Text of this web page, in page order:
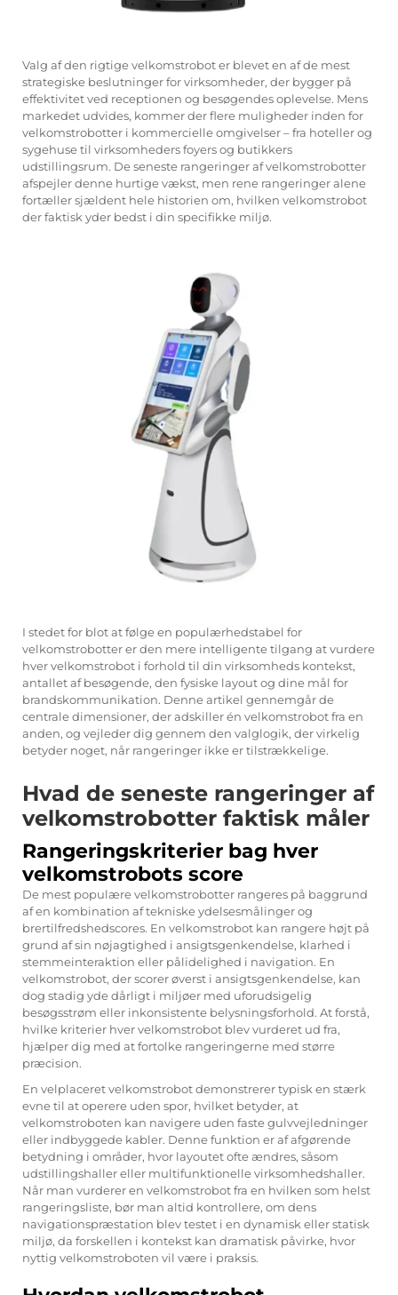
Valg af den rigtigevelkomstroboter blevet en af de mest
strategiske beslutninger for virksomheder, der bygger på
effektivitet ved receptionen og besøgendes oplevelse. Mens
markedet udvides, kommer der flere muligheder inden for
velkomstrobotter i kommercielle omgivelser – fra hoteller og
sygehuse til virksomheders foyers og butikkers
udstillingsrum. De seneste rangeringer af velkomstrobotter
afspejler denne hurtige vækst, men rene rangeringer alene
fortæller sjældent hele historien om, hvilken velkomstrobot
der faktisk yder bedst i din specifikke miljø.
I stedet for blot at følge en populærhedstabel for
velkomstrobotter er den mere intelligente tilgang at vurdere
hver velkomstrobot i forhold til din virksomheds kontekst,
antallet af besøgende, den fysiske layout og dine mål for
brandskommunikation. Denne artikel gennemgår de
centrale dimensioner, der adskiller én velkomstrobot fra en
anden, og vejleder dig gennem den valglogik, der virkelig
betyder noget, når rangeringer ikke er tilstrækkelige.
Hvad de seneste rangeringer af
velkomstrobotter faktisk måler
Rangeringskriterier bag hver
velkomstrobots score
De mest populære velkomstrobotter rangeres på baggrund
af en kombination af tekniske ydelsesmålinger og
brertilfredshedscores. En velkomstrobot kan rangere højt på
grund af sin nøjagtighed i ansigtsgenkendelse, klarhed i
stemmeinteraktion eller pålidelighed i navigation. En
velkomstrobot, der scorer øverst i ansigtsgenkendelse, kan
dog stadig yde dårligt i miljøer med uforudsigelig
besøgsstrøm eller inkonsistente belysningsforhold. At forstå,
hvilke kriterier hver velkomstrobot blev vurderet ud fra,
hjælper dig med at fortolke rangeringerne med større
præcision.
En velplaceret velkomstrobot demonstrerer typisk en stærk
evne til at operere uden spor, hvilket betyder, at
velkomstroboten kan navigere uden faste gulvvejledninger
eller indbyggede kabler. Denne funktion er af afgørende
betydning i områder, hvor layoutet ofte ændres, såsom
udstillingshaller eller multifunktionelle virksomhedshaller.
Når man vurderer en velkomstrobot fra en hvilken som helst
rangeringsliste, bør man altid kontrollere, om dens
navigationspræstation blev testet i en dynamisk eller statisk
miljø, da forskellen i kontekst kan dramatisk påvirke, hvor
nyttig velkomstroboten vil være i praksis.